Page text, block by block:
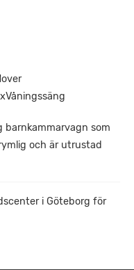
som
och är utrustad
i Göteborg för